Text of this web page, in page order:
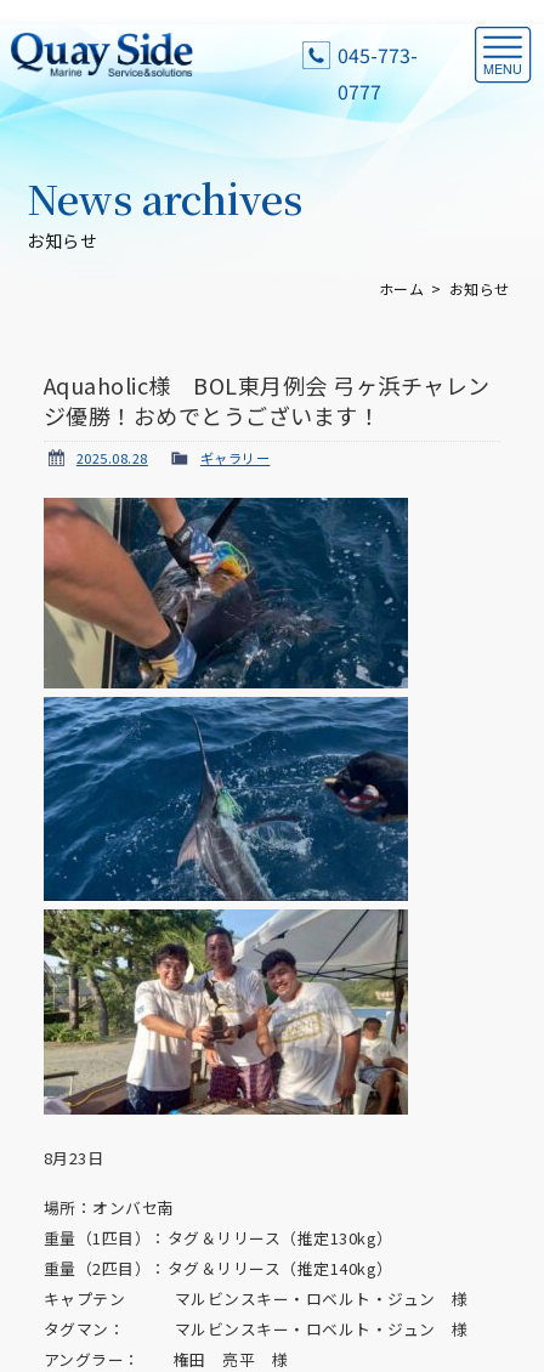
045-773-
0777
お知らせ
News archives
ホーム お知らせ
Aquaholic様 BOL東月例会 弓ヶ浜チャレン
ジ優勝！おめでとうございます！
2025.08.28 ギャラリー
8月23日
場所：オンバセ南
重量（1匹目）：タグ＆リリース（推定130kg）
重量（2匹目）：タグ＆リリース（推定140kg）
キャプテン マルビンスキー・ロベルト・ジュン 様
タグマン： マルビンスキー・ロベルト・ジュン 様
アングラー： 権田 亮平 様